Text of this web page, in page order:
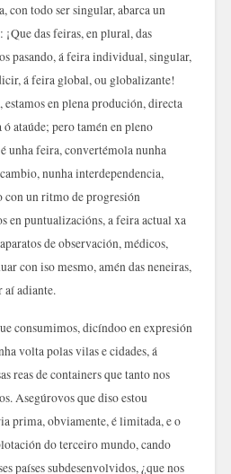
con todo ser singular, abarca un
das feiras, en plural, das
pasando, á feira individual, singular,
á feira global, ou globalizante!
en plena produción, directa
ataúde; pero tamén en pleno
unha feira, convertémola nunha
nunha interdependencia,
con un ritmo de progresión
en puntualizacións, a feira actual xa
de observación, médicos,
con iso mesmo, amén das neneiras,
aí adiante.
consumimos, dicíndoo en expresión
volta polas vilas e cidades, á
reas de containers que tanto nos
Asegúrovos que diso estou
prima, obviamente, é limitada, e o
do terceiro mundo, cando
países subdesenvolvidos, ¿que nos